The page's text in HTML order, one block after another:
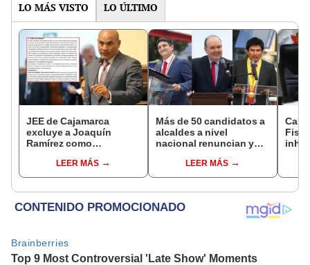
LO MÁS VISTO LO ÚLTIMO
JEE de Cajamarca
excluye a Joaquín
Ramírez como
regional por ocultar
sentencia
LEER MÁS
Más de 50 candidatos a
alcaldes a nivel
nacional renuncian y
encubiertaLEER MÁS